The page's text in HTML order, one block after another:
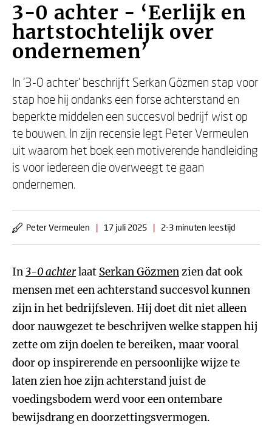
3-0 achter - ‘Eerlijk en
hartstochtelijk over
ondernemen’
In ‘3-0 achter’ beschrijft Serkan Gözmen stap voor
stap hoe hij ondanks een forse achterstand en
beperkte middelen een succesvol bedrijf wist op
te bouwen. In zijn recensie legt Peter Vermeulen
uit waarom het boek een motiverende handleiding
is voor iedereen die overweegt te gaan
ondernemen.
Peter Vermeulen | 17 juli 2025 | 2-3 minuten leestijd
In3-0 achterlaat Serkan Gözmenzien dat ook
mensen met een achterstand succesvol kunnen
zijn in het bedrijfsleven. Hij doet dit niet alleen
door nauwgezet te beschrijven welke stappen hij
zette om zijn doelen te bereiken, maar vooral
door op inspirerende en persoonlijke wijze te
laten zien hoe zijn achterstand juist de
voedingsbodem werd voor een ontembare
bewijsdrang en doorzettingsvermogen.